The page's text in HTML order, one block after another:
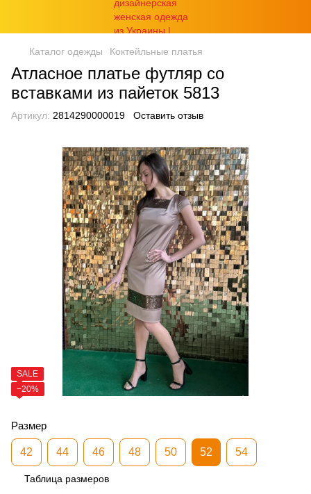
Каталог одежды Коктейльные платья
Атласное платье футляр со
вставками из пайеток 5813
Артикул: 2814290000019 Оставить отзыв
SALE
−20%
Размер
42 44 46 48 50 52 54
Таблица размеров